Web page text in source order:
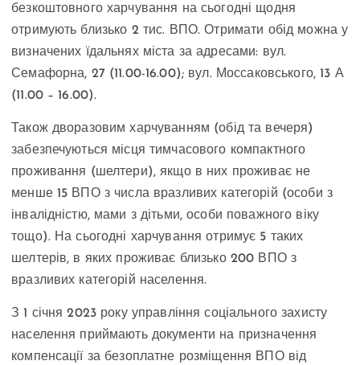
безкоштовного харчування на сьогодні щодня
отримують близько 2 тис. ВПО. Отримати обід можна у
визначених їдальнях міста за адресами: вул.
Семафорна, 27 (11.00-16.00); вул. Моссаковського, 13 А
(11.00 – 16.00).
Також дворазовим харчуванням (обід та вечеря)
забезпечуються місця тимчасового компактного
проживання (шелтери), якщо в них проживає не
менше 15 ВПО з числа вразливих категорій (особи з
інвалідністю, мами з дітьми, особи поважного віку
тощо). На сьогодні харчування отримує 5 таких
шелтерів, в яких проживає близько 200 ВПО з
вразливих категорій населення.
З 1 січня 2023 року управління соціального захисту
населення приймають документи на призначення
компенсації за безоплатне розміщення ВПО від